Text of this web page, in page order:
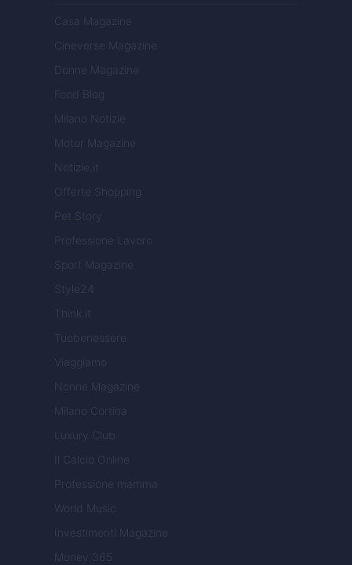
Casa Magazine
Cineverse Magazine
Donne Magazine
Food Blog
Milano Notizie
Motor Magazine
Notizie.it
Offerte Shopping
Pet Story
Professione Lavoro
Sport Magazine
Style24
Think.it
Tuobenessere
Viaggiamo
Nonne Magazine
Milano Cortina
Luxury Club
Il Calcio Online
Professione mamma
World Music
Investimenti Magazine
Money 365